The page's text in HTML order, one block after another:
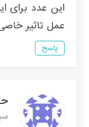
این عدد برای
عمل تاثیر
پاسخ